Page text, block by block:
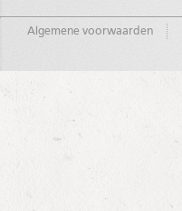
Algemene voorwaarden